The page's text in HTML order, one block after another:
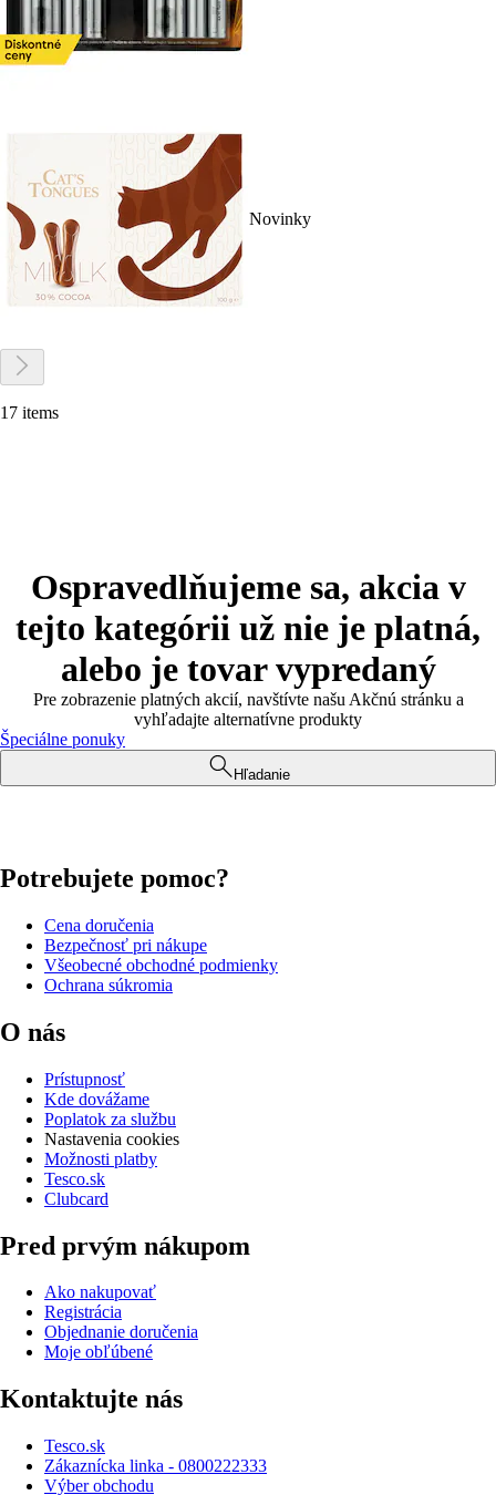
Novinky
17 items
Ospravedlňujeme sa, akcia v
tejto kategórii už nie je platná,
alebo je tovar vypredaný
Pre zobrazenie platných akcií, navštívte našu Akčnú stránku a
vyhľadajte alternatívne produkty
Špeciálne ponuky
Hľadanie
Potrebujete pomoc?
Cena doručenia
Bezpečnosť pri nákupe
Všeobecné obchodné podmienky
Ochrana súkromia
O nás
Prístupnosť
Kde dovážame
Poplatok za službu
Nastavenia cookies
Možnosti platby
Tesco.sk
Clubcard
Pred prvým nákupom
Ako nakupovať
Registrácia
Objednanie doručenia
Moje obľúbené
Kontaktujte nás
Tesco.sk
Zákaznícka linka - 0800222333
Výber obchodu